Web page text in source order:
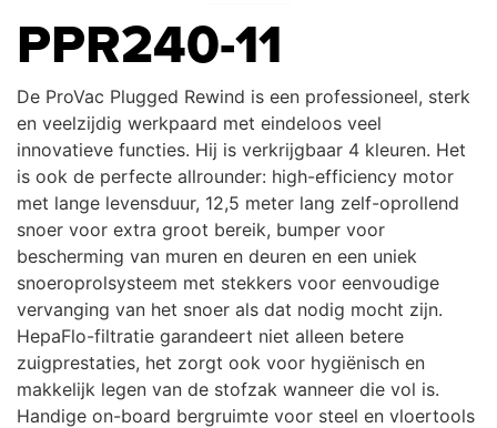
PPR240-11
De ProVac Plugged Rewind is een professioneel, sterk
en veelzijdig werkpaard met eindeloos veel
innovatieve functies. Hij is verkrijgbaar 4 kleuren. Het
is ook de perfecte allrounder: high-efficiency motor
met lange levensduur, 12,5 meter lang zelf-oprollend
snoer voor extra groot bereik, bumper voor
bescherming van muren en deuren en een uniek
snoeroprolsysteem met stekkers voor eenvoudige
vervanging van het snoer als dat nodig mocht zijn.
HepaFlo-filtratie garandeert niet alleen betere
zuigprestaties, het zorgt ook voor hygiënisch en
makkelijk legen van de stofzak wanneer die vol is.
Handige on-board bergruimte voor steel en vloertools